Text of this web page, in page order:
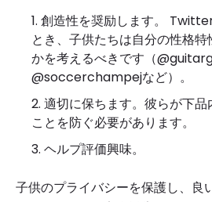
創造性を奨励します。
とき、子供たちは自分の性格
かを考えるべきです（
@soccerchampejなど）。
適切に保ちます。彼らが下
ことを防ぐ必要があります。
ヘルプ評価興味。
子供のプライバシーを保護し、良